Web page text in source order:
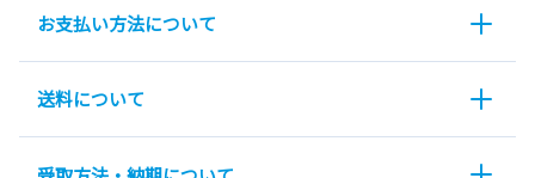
お支払い方法について
送料について